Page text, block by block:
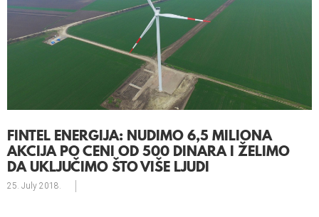
FINTEL ENERGIJA: NUDIMO 6,5 MILIONA
AKCIJA PO CENI OD 500 DINARA I ŽELIMO
DA UKLJUČIMO ŠTO VIŠE LJUDI
25. July 2018.